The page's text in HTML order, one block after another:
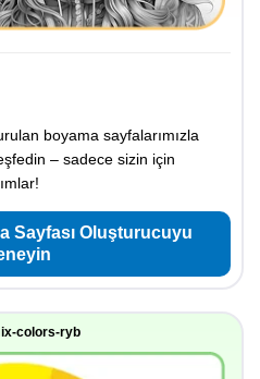
boyama sayfalarımızla
– sadece sizin için
Sayfası Oluşturucuyu
colors-ryb